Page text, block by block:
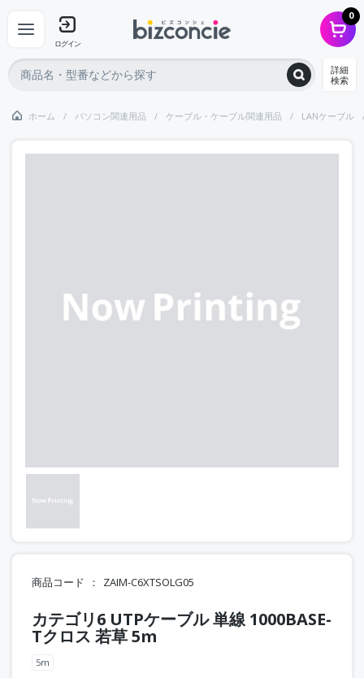
ログイン
0
詳細
検索
ホーム パソコン関連用品 ケーブル・ケーブル関連用品 LANケーブル
商品コード ZAIM-C6XTSOLG05
カテゴリ6 UTPケーブル 単線 1000BASE-
Tクロス 若草 5m
5m